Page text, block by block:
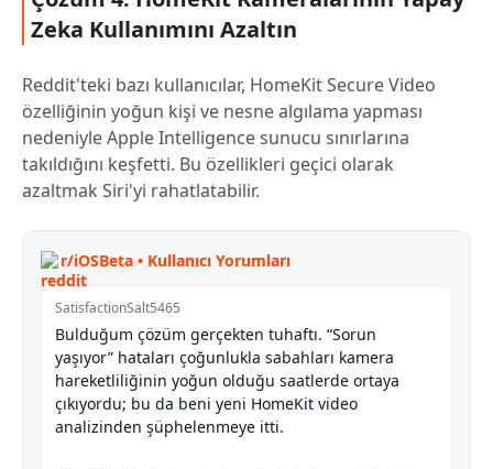
Zeka Kullanımını Azaltın
Reddit'teki bazı kullanıcılar, HomeKit Secure Video
özelliğinin yoğun kişi ve nesne algılama yapması
nedeniyle Apple Intelligence sunucu sınırlarına
takıldığını keşfetti. Bu özellikleri geçici olarak
azaltmak Siri'yi rahatlatabilir.
r/iOSBeta • Kullanıcı Yorumları
SatisfactionSalt5465
Bulduğum çözüm gerçekten tuhaftı. “Sorun
yaşıyor” hataları çoğunlukla sabahları kamera
hareketliliğinin yoğun olduğu saatlerde ortaya
çıkıyordu; bu da beni yeni HomeKit video
analizinden şüphelenmeye itti.